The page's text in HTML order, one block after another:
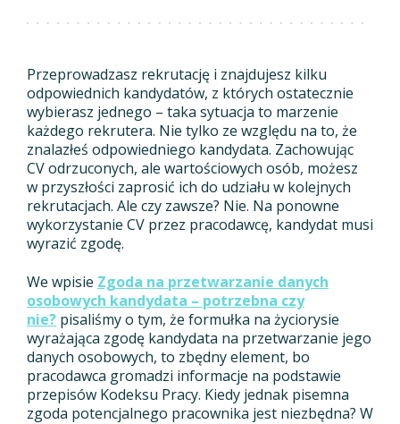
Przeprowadzasz rekrutację i znajdujesz kilku
odpowiednich kandydatów, z których ostatecznie
wybierasz jednego – taka sytuacja to marzenie
każdego rekrutera. Nie tylko ze względu na to, że
znalazłeś odpowiedniego kandydata. Zachowując
CV odrzuconych, ale wartościowych osób, możesz
w przyszłości zaprosić ich do udziału w kolejnych
rekrutacjach. Ale czy zawsze? Nie. Na ponowne
wykorzystanie CV przez pracodawcę, kandydat musi
wyrazić zgodę.
We wpisie Zgoda na przetwarzanie danych
osobowych kandydata – potrzebna czy
nie? pisaliśmy o tym, że formułka na życiorysie
wyrażająca zgodę kandydata na przetwarzanie jego
danych osobowych, to zbędny element, bo
pracodawca gromadzi informacje na podstawie
przepisów Kodeksu Pracy. Kiedy jednak pisemna
zgoda potencjalnego pracownika jest niezbędna? W